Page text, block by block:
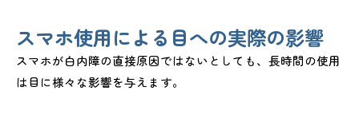
スマホ使用による目への実際の影響
スマホが白内障の直接原因ではないとしても、長時間の使用
は目に様々な影響を与えます。